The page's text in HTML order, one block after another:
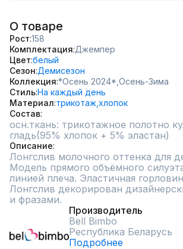
О товаре
Рост 158
Комплектация Джемпер
Цвет белый
Сезон Демисезон
Коллекция *Осень 2024*, Осень-Зима
СтильНа каждый день
Материал трикотаж, хлопок
Состав
осн.ткань: трикотажное полотно
гладь(95% хлопок + 5% эластан)
Описание
Лонгслив молочного оттенка для
Модель прямого объёмного
линией плеча. Эластичная
Лонгслив декорирован
и фразами.
Производитель
Bell Bimbo
Республика Беларусь
Подробнее